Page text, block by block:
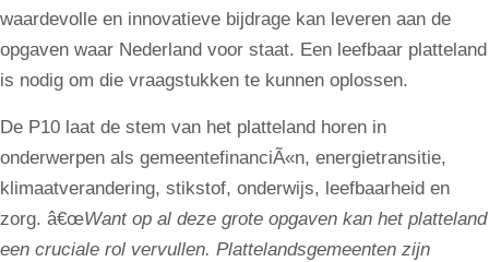
waardevolle en innovatieve bijdrage kan leveren aan de
opgaven waar Nederland voor staat. Een leefbaar platteland
is nodig om die vraagstukken te kunnen oplossen.
De P10 laat de stem van het platteland horen in
onderwerpen als gemeentefinanciÃ«n, energietransitie,
klimaatverandering, stikstof, onderwijs, leefbaarheid en
zorg. â€œWant op al deze grote opgaven kan het platteland
een cruciale rol vervullen. Plattelandsgemeenten zijn